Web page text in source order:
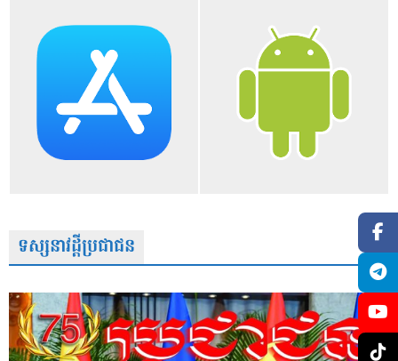
ទស្សនាវដ្តីប្រជាជន